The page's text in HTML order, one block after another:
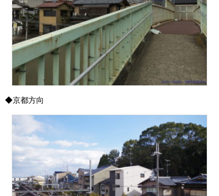
◆京都方向